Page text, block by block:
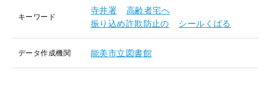
キーワード
寺井署
高齢者宅へ
振り込め詐欺防止の
シールくばる
データ作成機関 能美市立図書館